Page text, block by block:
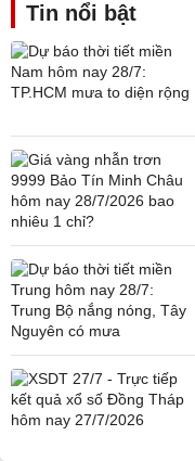
Tin nổi bật